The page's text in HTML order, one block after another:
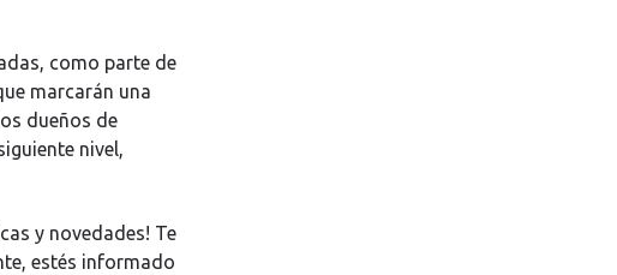
como parte de
marcarán una
dueños de
nivel,
y novedades! Te
estés informado